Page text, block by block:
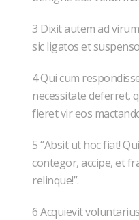
3 Dixit autem ad
sic ligatos et
4 Qui cum
necessitate deferret,
fieret vir eos
5 “Absit ut hoc fiat!
contegor, accipe, et
relinque!”.
6 Acquievit